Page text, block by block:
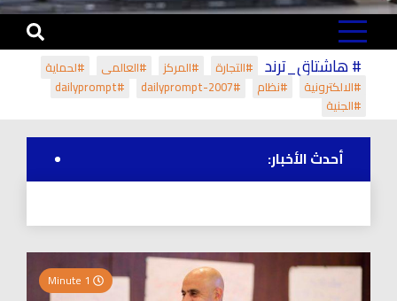
# هاشتاق_ترند #التجارة #المركز #العالمي
#لحماية
#الالكترونية
#نظام #dailyprompt-2007
#dailyprompt
#الجنية
أحدث الأخبار: